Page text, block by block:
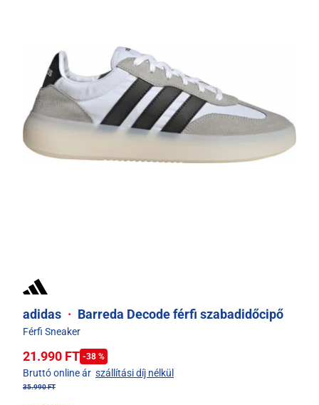
adidas · Barreda Decode férfi szabadidőcipő
Férfi Sneaker
21.990 FT -38 %
Bruttó online ár szállítási díj nélkül
35.990 FT